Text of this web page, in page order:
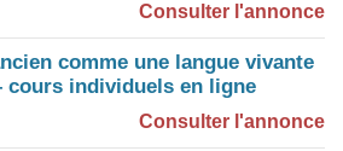
Consulter l'annonce
comme une langue vivante
cours individuels en ligne
Consulter l'annonce